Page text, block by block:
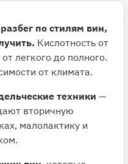
по стилям вин,
Кислотность от
легкого до полного.
от климата.
техники —
вторичную
малолактику и